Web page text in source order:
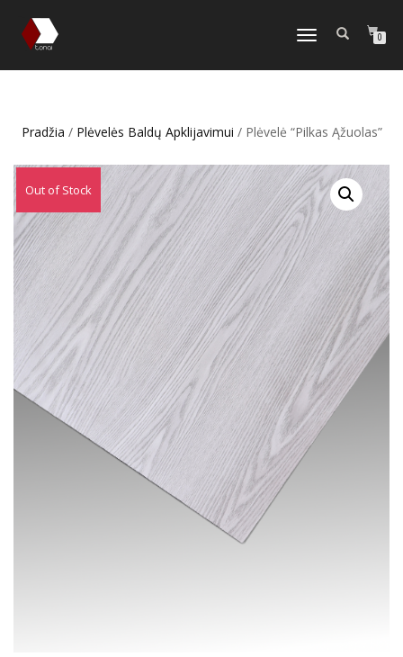
TOGGLE
0
Pradžia / Plėvelės Baldų Apklijavimui / Plėvelė “Pilkas Ąžuolas”
Out of Stock